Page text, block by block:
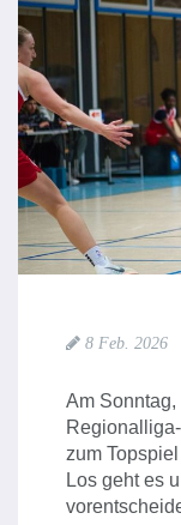
8 Feb. 2026
Am Sonntag,
zum
Los geht es